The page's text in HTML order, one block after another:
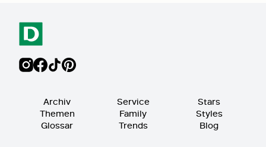
Archiv
Themen
Glossar
Service
Family
Trends
Stars
Styles
Blog